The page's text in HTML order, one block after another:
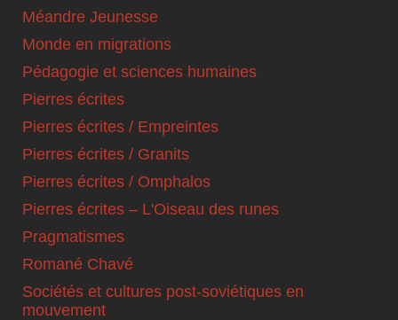
Méandre Jeunesse
Monde en migrations
Pédagogie et sciences humaines
Pierres écrites
Pierres écrites / Empreintes
Pierres écrites / Granits
Pierres écrites / Omphalos
Pierres écrites – L'Oiseau des runes
Pragmatismes
Romané Chavé
Sociétés et cultures post-soviétiques en
mouvement